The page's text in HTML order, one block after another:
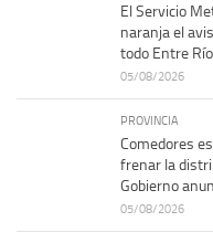
El Servicio
naranja el
todo Entre
05/08/2026
PROVINCIA
Comedores
frenar la
Gobierno
05/08/2026